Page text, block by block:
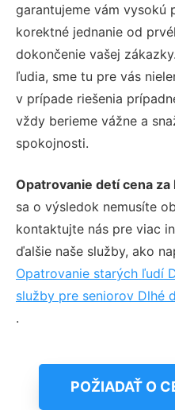
garantujeme vám vysokú
korektné jednanie od
dokončenie vašej
ľudia, sme tu pre vás
v prípade riešenia
vždy berieme vážne a
spokojnosti.
Opatrovanie detí cena
sa o výsledok nemusíte
kontaktujte nás pre viac
ďalšie naše služby, ako
Opatrovanie starých ľudí
služby pre seniorov Dlhé
.
POŽIADAŤ O